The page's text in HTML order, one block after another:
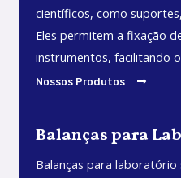
científicos, como
Eles permitem a fixação
instrumentos, facilitando
Nossos Produtos
Balanças para
Balanças para